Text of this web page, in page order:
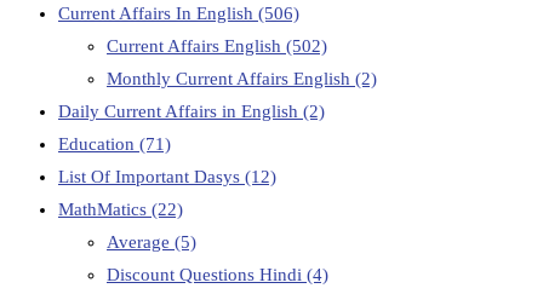
Current Affairs In English (506)
Current Affairs English (502)
Monthly Current Affairs English (2)
Daily Current Affairs in English (2)
Education (71)
List Of Important Dasys (12)
MathMatics (22)
Average (5)
Discount Questions Hindi (4)